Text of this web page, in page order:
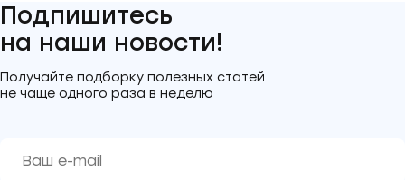
Подпишитесь
на наши новости!
Получайте подборку полезных статей
не чаще одного раза в неделю